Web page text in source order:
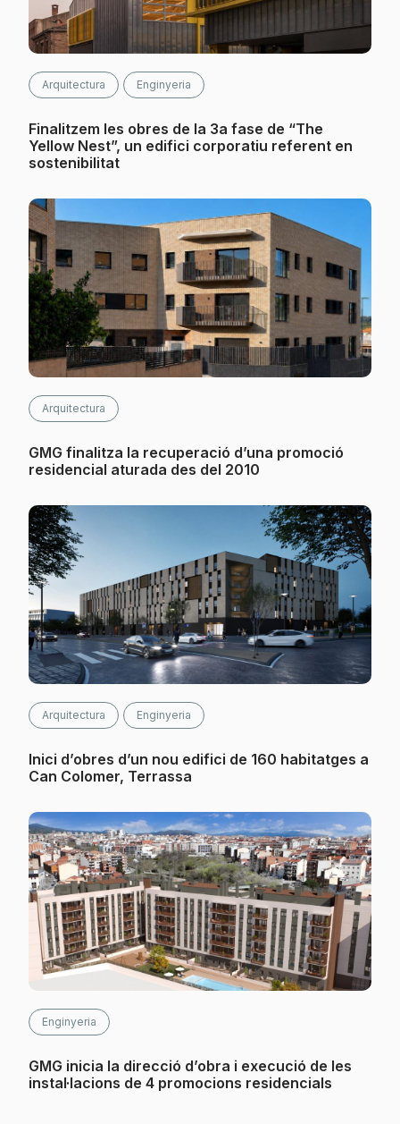
Arquitectura Enginyeria
Finalitzem les obres de la 3a fase de “The
Yellow Nest”, un edifici corporatiu referent en
sostenibilitat
Arquitectura
GMG finalitza la recuperació d’una promoció
residencial aturada des del 2010
Arquitectura Enginyeria
Inici d’obres d’un nou edifici de 160 habitatges a
Can Colomer, Terrassa
Enginyeria
GMG inicia la direcció d’obra i execució de les
instal·lacions de 4 promocions residencials